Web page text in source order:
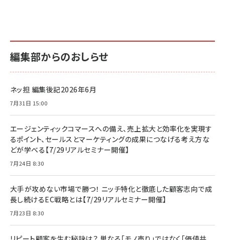
編集部からのおしらせ
ネッ担 編集後記2026年6月
7月31日 15:00
エージェンティックコマースへの備え、売上拡大と効率化を実現す
るポイント、セールスとマーケティングの成果につなげる考え方な
どが学べる【7/29リアルセミナー開催】
7月24日 8:30
大手が攻めない市場で勝つ！ ニッチ特化と徹底した顧客志向で成
長し続けるEC戦略とは【7/29リアルセミナー開催】
7月23日 8:30